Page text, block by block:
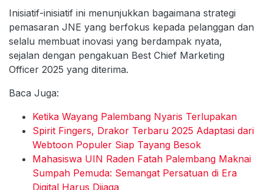
Inisiatif-inisiatif ini menunjukkan bagaimana strategi
pemasaran JNE yang berfokus kepada pelanggan dan
selalu membuat inovasi yang berdampak nyata,
sejalan dengan pengakuan Best Chief Marketing
Officer 2025 yang diterima.
Baca Juga:
Ketika Wayang Palembang Nyaris Terlupakan
Spirit Fingers, Drakor Terbaru 2025 Adaptasi dari
Webtoon Populer Siap Tayang Besok
Mahasiswa UIN Raden Fatah Palembang Maknai
Sumpah Pemuda: Semangat Persatuan di Era
Digital Harus Dijaga